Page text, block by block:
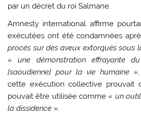
par un décret du roi Salmane.
Amnesty international affirme
exécutées ont été condamnées
procès sur des aveux extorqués sous
«une démonstration effrayante
[saoudienne] pour la vie humaine»,
cette exécution collective prouvait
pouvait être utilisée comme « un
la dissidence ».